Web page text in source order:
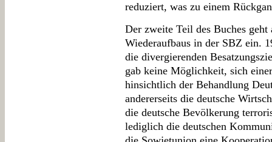
reduziert, was zu einem
Der zweite Teil des Buches geht
Wiederaufbaus in der SBZ ein.
die divergierenden
gab keine Möglichkeit, sich
hinsichtlich der Behandlung
andererseits die deutsche
die deutsche Bevölkerung
lediglich die deutschen